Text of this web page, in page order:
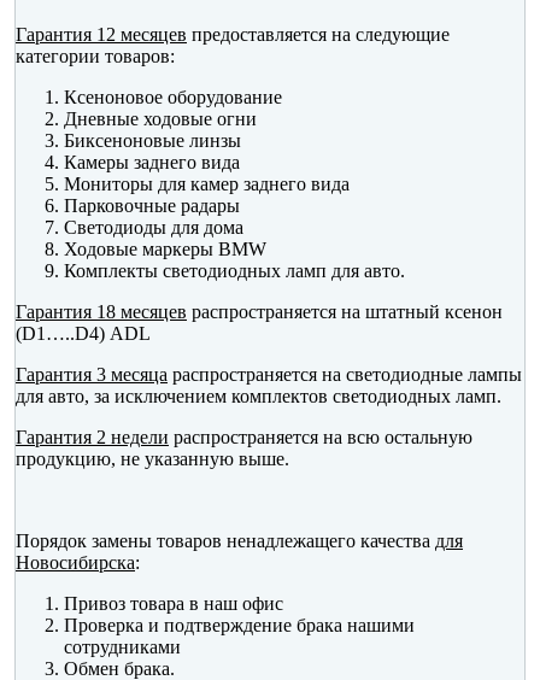
Гарантия 12 месяцев предоставляется на следующие
категории товаров:
Ксеноновое оборудование
Дневные ходовые огни
Биксеноновые линзы
Камеры заднего вида
Мониторы для камер заднего вида
Парковочные радары
Светодиоды для дома
Ходовые маркеры BMW
Комплекты светодиодных ламп для авто.
Гарантия 18 месяцев распространяется на штатный ксенон
(D1…..D4) ADL
Гарантия 3 месяца распространяется на светодиодные лампы
для авто, за исключением комплектов светодиодных ламп.
Гарантия 2 недели распространяется на всю остальную
продукцию, не указанную выше.
Порядок замены товаров ненадлежащего качества для
Новосибирска:
Привоз товара в наш офис
Проверка и подтверждение брака нашими
сотрудниками
Обмен брака.